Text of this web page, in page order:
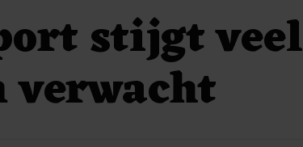
stijgt veel
verwacht